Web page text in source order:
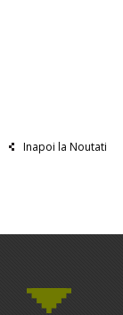
Inapoi la Noutati